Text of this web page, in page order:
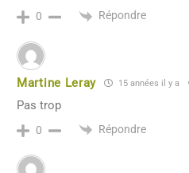
0 Répondre
Martine Leray 15 années il y a
Pas trop
0 Répondre